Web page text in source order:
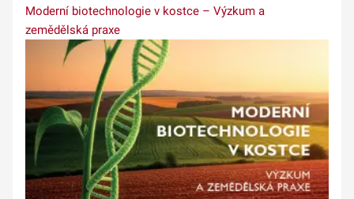
Moderní biotechnologie v kostce – Výzkum a
zemědělská praxe